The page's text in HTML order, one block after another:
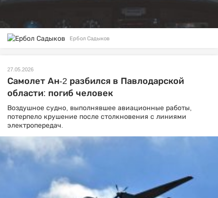
Ербол Садыков
27.05.2026
Самолет Ан-2 разбился в Павлодарской
области: погиб человек
Воздушное судно, выполнявшее авиационные работы,
потерпело крушение после столкновения с линиями
электропередач.